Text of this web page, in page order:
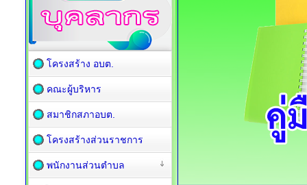
โครงสร้าง อบต.
คณะผู้บริหาร
สมาชิกสภาอบต.
โครงสร้างส่วนราชการ
พนักงานส่วนตำบล